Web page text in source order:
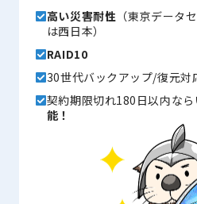
高い災害耐性 （東京データ
は西日本）
RAID10
30世代バックアップ/復元対
契約期限切れ180日以内なら
能！